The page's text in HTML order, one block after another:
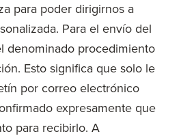
para poder dirigirnos a
Para el envío del
denominado procedimiento
Esto significa que solo le
por correo electrónico
expresamente que
para recibirlo. A